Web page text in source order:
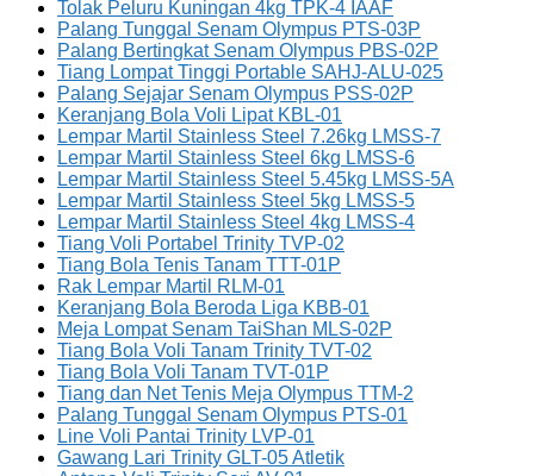
Tolak Peluru Kuningan 4kg TPK-4 IAAF
Palang Tunggal Senam Olympus PTS-03P
Palang Bertingkat Senam Olympus PBS-02P
Tiang Lompat Tinggi Portable SAHJ-ALU-025
Palang Sejajar Senam Olympus PSS-02P
Keranjang Bola Voli Lipat KBL-01
Lempar Martil Stainless Steel 7.26kg LMSS-7
Lempar Martil Stainless Steel 6kg LMSS-6
Lempar Martil Stainless Steel 5.45kg LMSS-5A
Lempar Martil Stainless Steel 5kg LMSS-5
Lempar Martil Stainless Steel 4kg LMSS-4
Tiang Voli Portabel Trinity TVP-02
Tiang Bola Tenis Tanam TTT-01P
Rak Lempar Martil RLM-01
Keranjang Bola Beroda Liga KBB-01
Meja Lompat Senam TaiShan MLS-02P
Tiang Bola Voli Tanam Trinity TVT-02
Tiang Bola Voli Tanam TVT-01P
Tiang dan Net Tenis Meja Olympus TTM-2
Palang Tunggal Senam Olympus PTS-01
Line Voli Pantai Trinity LVP-01
Gawang Lari Trinity GLT-05 Atletik